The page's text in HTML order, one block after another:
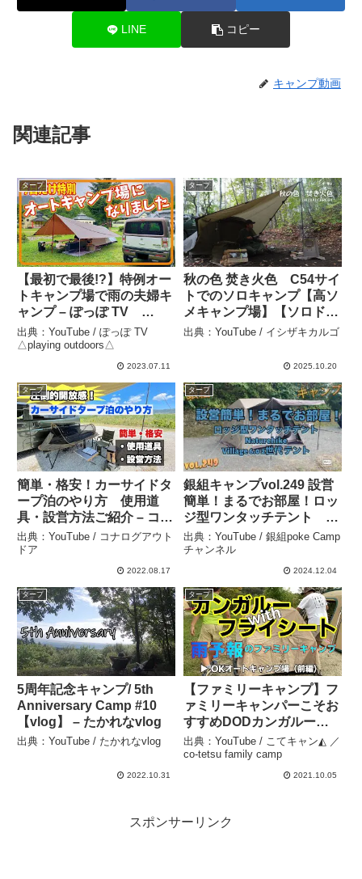
LINE コピー
キャンプ動画
関連記事
タープ
【最初で最後!?】特例オー
トキャンプ場で雨の夫婦キ
ャンプ – ぽっぽ TV
△playing outdoors△
出典：YouTube / ぽっぽ TV
△playing outdoors△
2023.07.11
タープ
秋の色 焚き火色 C54サイ
トでのソロキャンプ【高ソ
メキャンプ場】【ソロドー
ムとタープ】 – イシザキカ
出典：YouTube / イシザキカルゴ
2025.10.20
タープ
簡単・格安！カーサイドタ
ープ泊のやり方 使用道
具・設営方法ご紹介 – コナ
ログアウトドア
出典：YouTube / コナログアウト
ドア
2022.08.17
タープ
銀組キャンプvol.249 設営
簡単！まるでお部屋！ロッ
ジ型ワンタッチテント
Naturehike Village 6.0 2世
代 テント – 銀組poke
Campチャンネル
出典：YouTube / 銀組poke Camp
チャンネル
2024.12.04
タープ
5周年記念キャンプ/ 5th
Anniversary Camp #10
【vlog】 – たかれなvlog
出典：YouTube / たかれなvlog
2022.10.31
タープ
【ファミリーキャンプ】フ
ァミリーキャンパーこそお
すすめDODカンガルーテ
ント！／雨キャンプ ＯＫ
オートキャンプ場（三重
県）【前編】 – こてキャン
出典：YouTube / こてキャン◭ ／
co-tetsu family camp
2021.10.05
スポンサーリンク